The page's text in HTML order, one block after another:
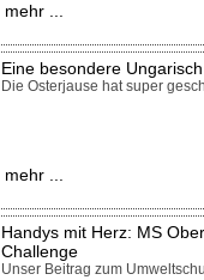
mehr ...
Eine besondere
Die Osterjause hat super
mehr ...
Handys mit Herz: MS
Challenge
Unser Beitrag zum